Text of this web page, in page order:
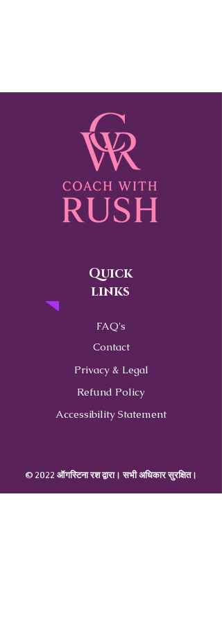
Quick
links
FAQ's
Contact
Privacy & Legal
Refund Policy
Accessibility Statement
© 2022 ऑगस्टिना रश द्वारा। सभी अधिकार सुरक्षित।